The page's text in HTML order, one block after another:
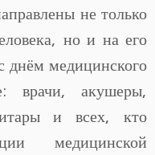
не только
но и на его
днём медицинского
врачи, акушеры,
и всех, кто
медицинской